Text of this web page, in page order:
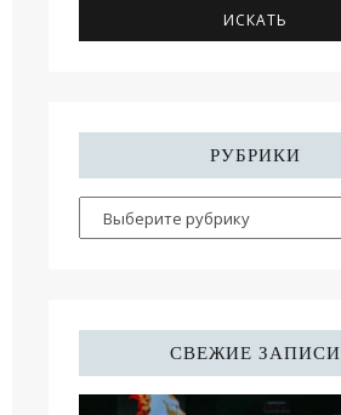
РУБРИКИ
СВЕЖИЕ ЗАПИСИ